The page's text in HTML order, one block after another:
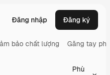
Đăng nhập Đăng ký
bảo chất lượng Găng tay
Phù